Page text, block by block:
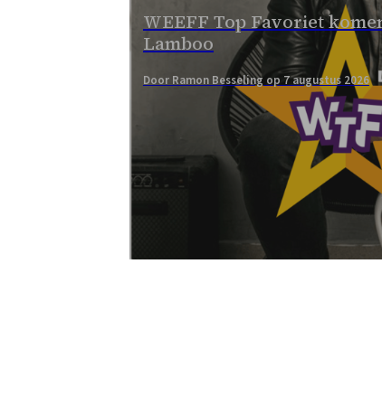
WEEFF Top Favoriet
Lamboo
Door Ramon Besseling op 7 augustus 2026